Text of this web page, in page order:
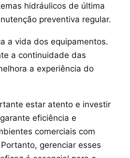
hidráulicos de última
preventiva regular.
a vida dos equipamentos.
a continuidade das
a experiência do
estar atento e investir
eficiência e
comerciais com
gerenciar esses